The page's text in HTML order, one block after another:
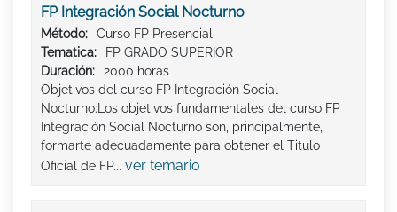
FP Integración Social Nocturno
Método:
Curso FP Presencial
Tematica:
FP GRADO SUPERIOR
Duración:
2000 horas
Objetivos del curso FP Integración Social
Nocturno:Los objetivos fundamentales del curso FP
Integración Social Nocturno son, principalmente,
formarte adecuadamente para obtener el Titulo
Oficial de FP... ver temario